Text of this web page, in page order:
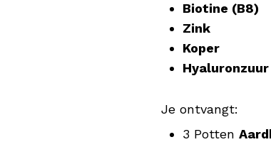
Biotine (B8)
Zink
Koper
Hyaluronzuur
Je ontvangt:
3 Potten